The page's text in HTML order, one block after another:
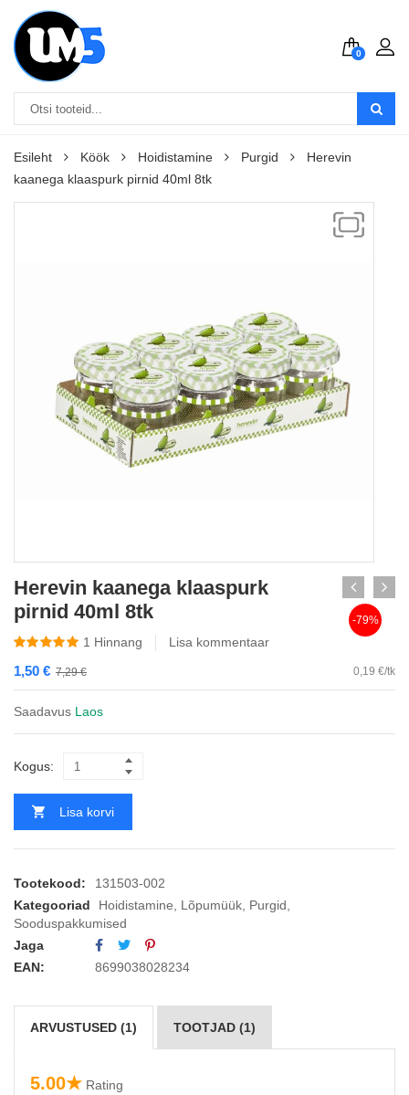
0
Esileht Köök Hoidistamine Purgid
Herevin
kaanega klaaspurk pirnid 40ml 8tk
Herevin kaanega klaaspurk
pirnid 40ml 8tk
1 Hinnang Lisa kommentaar
7,29€
1,50 € 0,19 €/tk
-79%
Saadavus Laos
Kogus:
Lisa korvi
Tootekood:
131503-002
Kategooriad
Hoidistamine Lõpumüük Purgid
Sooduspakkumised
Jaga
EAN:
8699038028234
ARVUSTUSED (1) TOOTJAD (1)
5.00★ Rating